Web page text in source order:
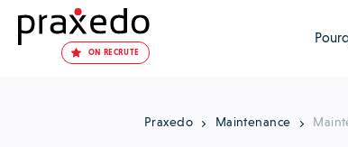
ON RECRUTE
Praxedo Maintenance